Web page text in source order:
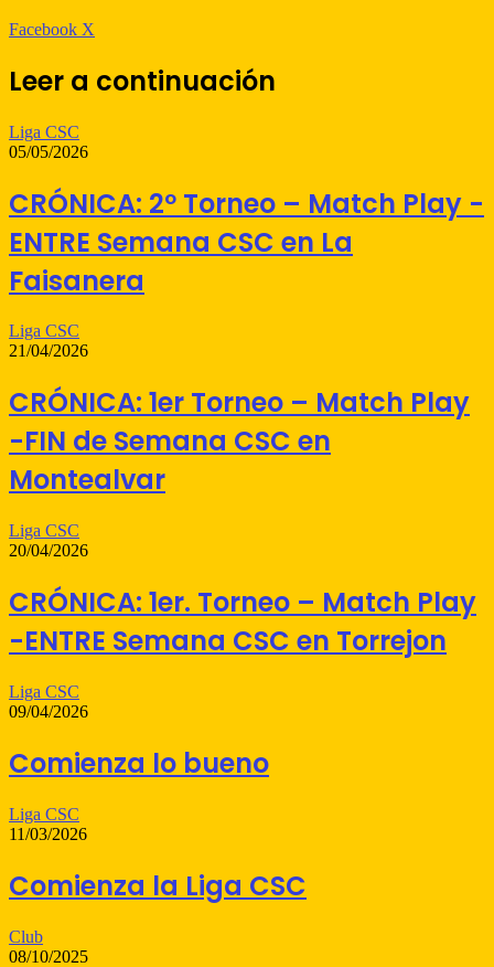
Facebook X
electrónico
Leer a continuación
Liga CSC
05/05/2026
CRÓNICA: 2º Torneo – Match Play -
ENTRE Semana CSC en La
Faisanera
Liga CSC
21/04/2026
CRÓNICA: 1er Torneo – Match Play
-FIN de Semana CSC en
Montealvar
Liga CSC
20/04/2026
CRÓNICA: 1er. Torneo – Match Play
-ENTRE Semana CSC en Torrejon
Liga CSC
09/04/2026
Comienza lo bueno
Liga CSC
11/03/2026
Comienza la Liga CSC
Club
08/10/2025